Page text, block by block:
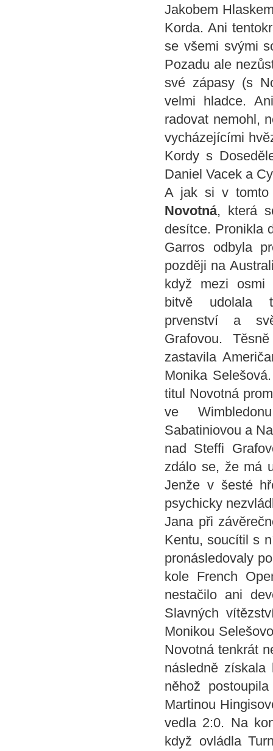
Jakobem
Korda. Ani
se všemi svými
Pozadu ale
své zápasy (s
velmi hladce.
radovat nemohl,
vycházejícími
Kordy s
Daniel Vacek a
A jak si v tomto
Novotná, která
desítce. Pronikla
Garros odbyla
později na
když mezi osmi
bitvě udolala
prvenství a
Grafovou.
zastavila
Monika
titul Novotná
ve
Sabatiniovou a
nad Steffi
zdálo se, že má
Jenže v šesté
psychicky
Jana při
Kentu, soucítil s
pronásledovaly
kole French
nestačilo ani
Slavných
Monikou
Novotná tenkrát
následně získala
něhož
Martinou
vedla 2:0. Na
když ovládla